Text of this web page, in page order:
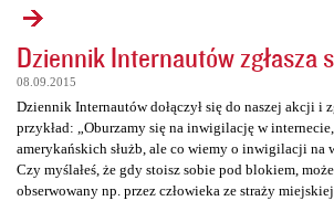
Dziennik Internautów zgłasza
08.09.2015
Dziennik Internautów dołączył się do naszej akcji i
przykład: „Oburzamy się na inwigilację w internecie,
amerykańskich służb, ale co wiemy o inwigilacji na
Czy myślałeś, że gdy stoisz sobie pod blokiem,
obserwowany np. przez człowieka ze straży